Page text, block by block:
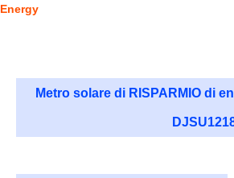
Energy
Metro solare di RISPARMIO di